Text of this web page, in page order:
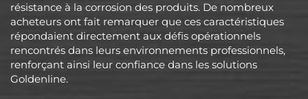
résistance à la corrosion des produits. De nombreux
acheteurs ont fait remarquer que ces caractéristiques
répondaient directement aux défis opérationnels
rencontrés dans leurs environnements professionnels,
renforçant ainsi leur confiance dans les solutions
Goldenline.